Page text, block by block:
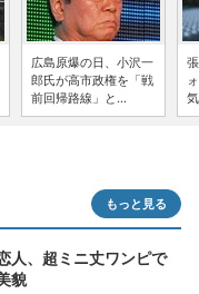
広島原爆の日、小沢一
郎氏が高市政権を「戦
前回帰路線」と...
もっと見る
人、超ミニ丈ワンピで
貌